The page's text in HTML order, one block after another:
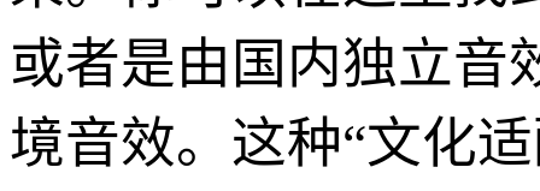
或者是由国内独立音
境音效。这种“文化